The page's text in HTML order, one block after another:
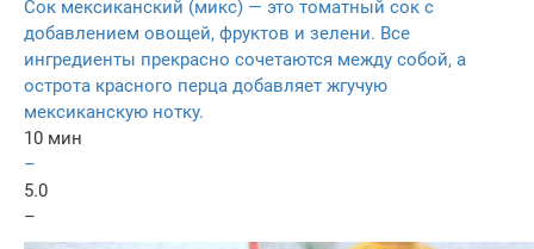
Сок мексиканский (микс) — это томатный сок с
добавлением овощей, фруктов и зелени. Все
ингредиенты прекрасно сочетаются между собой, а
острота красного перца добавляет жгучую
мексиканскую нотку.
10 мин
–
5.0
–